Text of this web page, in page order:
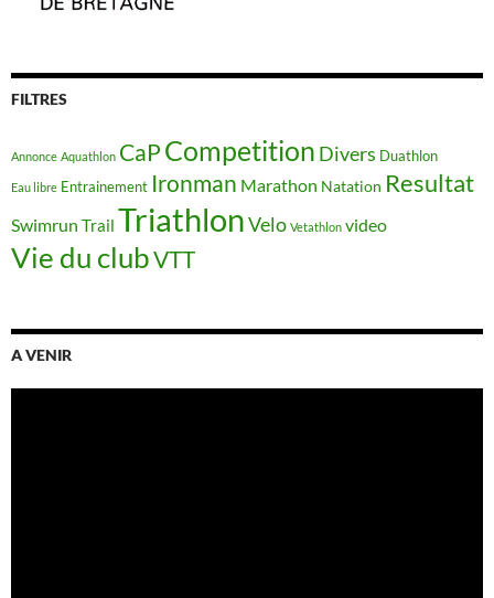
FILTRES
Annonce Aquathlon CaP Competition Divers Duathlon
Eau libre Entrainement Ironman Marathon Natation Resultat
Swimrun Trail TriathlonVelo Vetathlon video
Vie du clubVTT
A VENIR